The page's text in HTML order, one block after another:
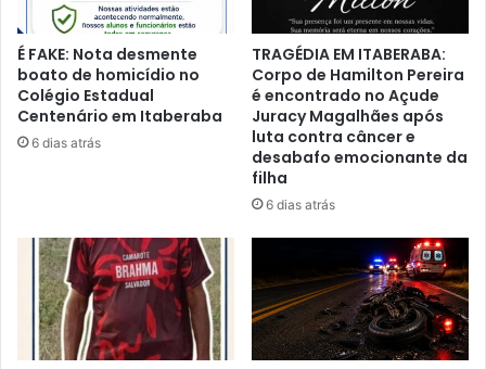
É FAKE: Nota desmente
boato de homicídio no
Colégio Estadual
Centenário em Itaberaba
6 dias atrás
TRAGÉDIA EM ITABERABA:
Corpo de Hamilton Pereira
é encontrado no Açude
Juracy Magalhães após
luta contra câncer e
desabafo emocionante da
filha
6 dias atrás